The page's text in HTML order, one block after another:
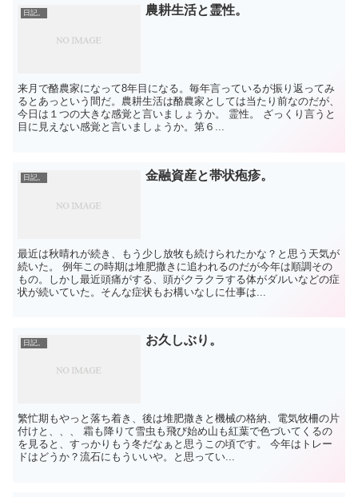
日記。 農耕生活と霊性。
来月で酪農家になって8年目になる。毎年言っているが振り返ってみ
るとあっという間だ。農耕生活は酪農家としては当たり前なのだが、
今日は１つの大きな感覚と言いましょうか。 霊性。 ざっくり言うと
目に見えない感覚と言いましょうか。第６...
日記。 金融資産と帯状疱疹。
最近は秋晴れが続き、もう少し放牧も続けられたかな？と思う天気が
続いた。 例年この時期は堆肥撒きに追われるのだが今年は順調その
もの。しかし最近頭痛がする、頭がクラクラする体がダルいなどの症
状が続いていた。そんな症状もお構いなしに仕事は...
日記。 お久しぶり。
繁忙期もやっと落ち着き、後は堆肥撒きと機械の格納、電気牧柵の片
付けと、、、 霜も降りて雪虫も飛び始め山も紅葉で色づいてくるの
を見ると、すっかりもう冬だなぁと思うこの頃です。 今年はトレー
ドはどうか？流石にもういいや。と思ってい...